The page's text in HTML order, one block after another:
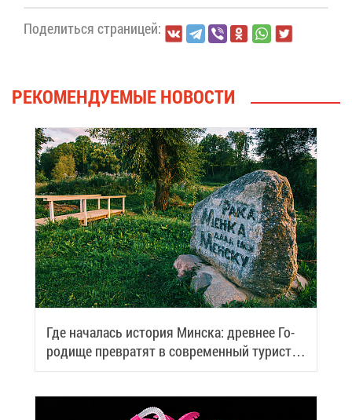
По­де­лить­ся стра­ни­цей:
РЕ­КО­МЕН­ДУ­Е­МЫЕ НО­ВО­СТИ
Где на­ча­лась ис­то­рия Мин­ска: древ­нее Го­
ро­ди­ще пре­вра­тят в со­вре­мен­ный ту­ри­сти­
че­ский центр